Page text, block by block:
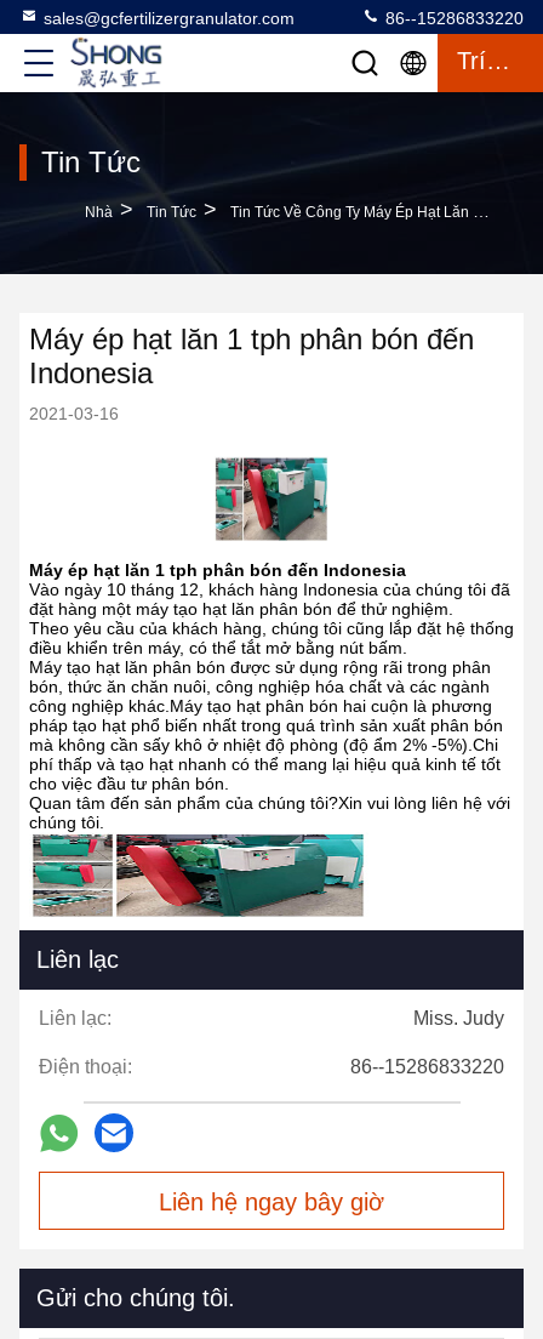
sales@gcfertilizergranulator.com 86--15286833220
Trích Dẫn
Tin Tức
Nhà > Tin Tức > Tin Tức Về Công Ty Máy Ép Hạt Lăn 1 Tph Phân Bón Đến Indonesia
Máy ép hạt lăn 1 tph phân bón đến
Indonesia
2021-03-16
Máy ép hạt lăn 1 tph phân bón đến Indonesia
Vào ngày 10 tháng 12, khách hàng Indonesia của chúng tôi đã
đặt hàng một máy tạo hạt lăn phân bón để thử nghiệm.
Theo yêu cầu của khách hàng, chúng tôi cũng lắp đặt hệ thống
điều khiển trên máy, có thể tắt mở bằng nút bấm.
Máy tạo hạt lăn phân bón được sử dụng rộng rãi trong phân
bón, thức ăn chăn nuôi, công nghiệp hóa chất và các ngành
công nghiệp khác.Máy tạo hạt phân bón hai cuộn là phương
pháp tạo hạt phổ biến nhất trong quá trình sản xuất phân bón
mà không cần sấy khô ở nhiệt độ phòng (độ ẩm 2% -5%).Chi
phí thấp và tạo hạt nhanh có thể mang lại hiệu quả kinh tế tốt
cho việc đầu tư phân bón.
Quan tâm đến sản phẩm của chúng tôi?Xin vui lòng liên hệ với
chúng tôi.
Liên lạc
Liên lạc: Miss. Judy
Điện thoại: 86--15286833220
Liên hệ ngay bây giờ
Gửi cho chúng tôi.